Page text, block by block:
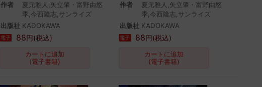
作者
夏元雅人,矢立肇・富野由悠
季,今西隆志,サンライズ
出版社 KADOKAWA
電子 88円(税込)
カートに追加
(電子書籍)
作者
夏元雅人,矢立肇・富野由悠
季,今西隆志,サンライズ
出版社 KADOKAWA
電子 88円(税込)
カートに追加
(電子書籍)